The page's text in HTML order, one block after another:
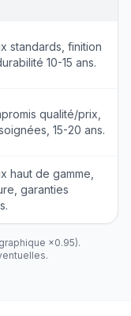
standards, finition
10-15 ans.
qualité/prix,
15-20 ans.
haut de gamme,
garanties
×0.95).